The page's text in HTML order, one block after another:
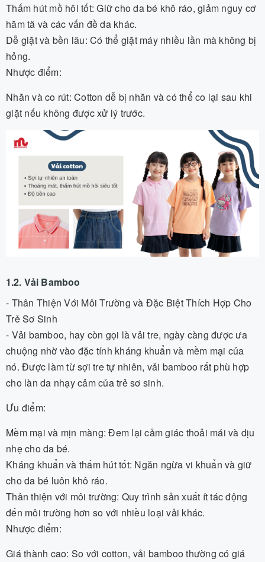
Thấm hút mồ hôi tốt: Giữ cho da bé khô ráo, giảm nguy cơ
hăm tã và các vấn đề da khác.
Dễ giặt và bền lâu: Có thể giặt máy nhiều lần mà không bị
hỏng.
Nhược điểm:
Nhăn và co rút: Cotton dễ bị nhăn và có thể co lại sau khi
giặt nếu không được xử lý trước.
1.2. Vải Bamboo
- Thân Thiện Với Môi Trường và Đặc Biệt Thích Hợp Cho
Trẻ Sơ Sinh
- Vải bamboo, hay còn gọi là vải tre, ngày càng được ưa
chuộng nhờ vào đặc tính kháng khuẩn và mềm mại của
nó. Được làm từ sợi tre tự nhiên, vải bamboo rất phù hợp
cho làn da nhạy cảm của trẻ sơ sinh.
Ưu điểm:
Mềm mại và mịn màng: Đem lại cảm giác thoải mái và dịu
nhẹ cho da bé.
Kháng khuẩn và thấm hút tốt: Ngăn ngừa vi khuẩn và giữ
cho da bé luôn khô ráo.
Thân thiện với môi trường: Quy trình sản xuất ít tác động
đến môi trường hơn so với nhiều loại vải khác.
Nhược điểm:
Giá thành cao: So với cotton, vải bamboo thường có giá